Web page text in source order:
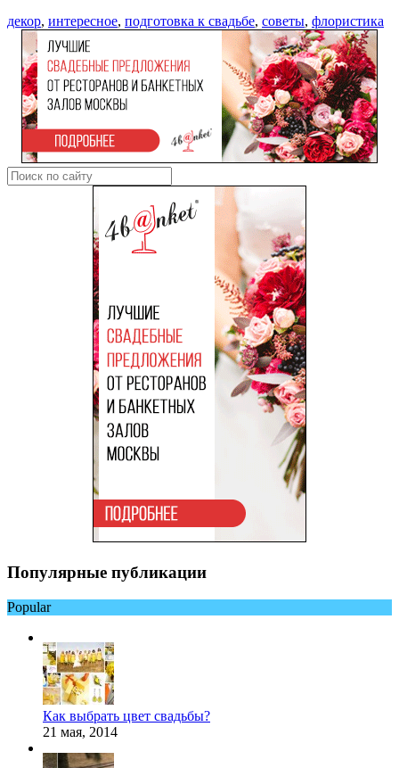
декор, интересное, подготовка к свадьбе, советы, флористика
Популярные публикации
Popular
Как выбрать цвет свадьбы?
21 мая, 2014